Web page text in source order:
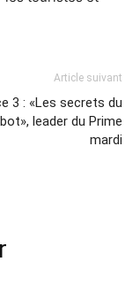
Article suivant
3 : «Les secrets du
leader du Prime
mardi